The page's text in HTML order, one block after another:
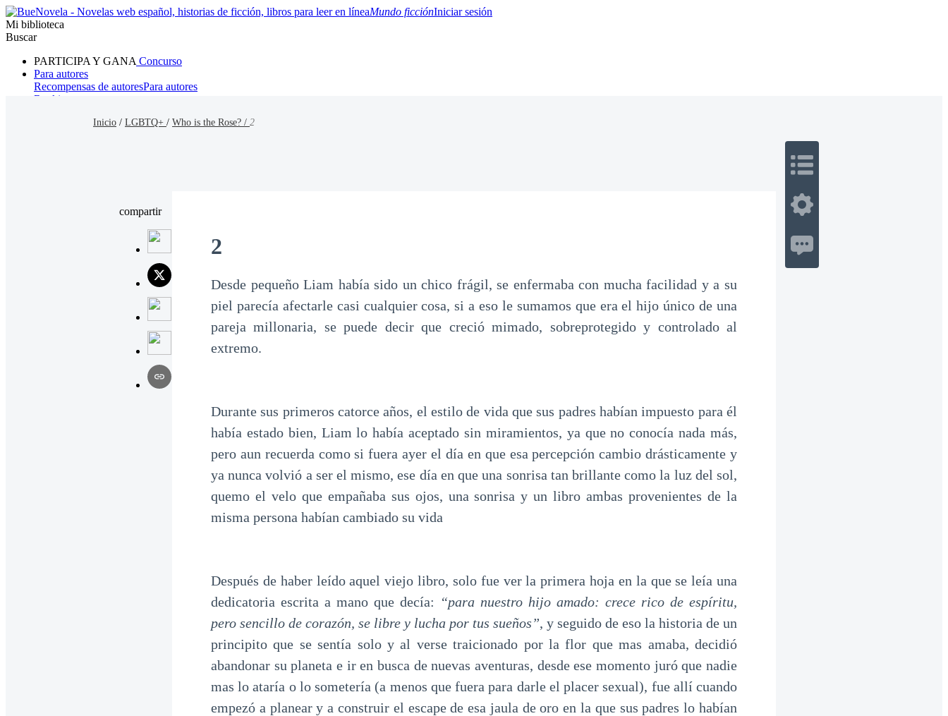
Mundo ficciónIniciar sesión
Mi biblioteca
Buscar
PARTICIPA Y GANA Concurso
Para autores
Recompensas de autoresPara autores
Ranking
Inicio / LGBTQ+ / Who is the Rose? / 2
compartir
2
Desde pequeño Liam había sido un chico frágil, se enfermaba con mucha facilidad y a su
piel parecía afectarle casi cualquier cosa, si a eso le sumamos que era el hijo único de una
pareja millonaria, se puede decir que creció mimado, sobreprotegido y controlado al
extremo.
Durante sus primeros catorce años, el estilo de vida que sus padres habían impuesto para él
había estado bien, Liam lo había aceptado sin miramientos, ya que no conocía nada más,
pero aun recuerda como si fuera ayer el día en que esa percepción cambio drásticamente y
ya nunca volvió a ser el mismo, ese día en que una sonrisa tan brillante como la luz del sol,
quemo el velo que empañaba sus ojos, una sonrisa y un libro ambas provenientes de la
misma persona habían cambiado su vida
Después de haber leído aquel viejo libro, solo fue ver la primera hoja en la que se leía una
dedicatoria escrita a mano que decía: “para nuestro hijo amado: crece rico de espíritu,
pero sencillo de corazón, se libre y lucha por tus sueños”, y seguido de eso la historia de un
principito que se sentía solo y al verse traicionado por la flor que mas amaba, decidió
abandonar su planeta e ir en busca de nuevas aventuras, desde ese momento juró que nadie
mas lo ataría o lo sometería (a menos que fuera para darle el placer sexual), fue allí cuando
empezó a planear y a construir el escape de esa jaula de oro en la que sus padres lo habían